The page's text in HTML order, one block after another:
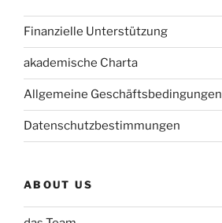
Finanzielle Unterstützung
akademische Charta
Allgemeine Geschäftsbedingungen
Datenschutzbestimmungen
ABOUT US